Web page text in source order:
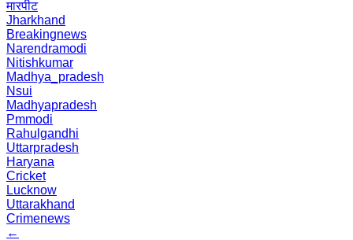
मारपीट
Jharkhand
Breakingnews
Narendramodi
Nitishkumar
Madhya_pradesh
Nsui
Madhyapradesh
Pmmodi
Rahulgandhi
Uttarpradesh
Haryana
Cricket
Lucknow
Uttarakhand
Crimenews
←